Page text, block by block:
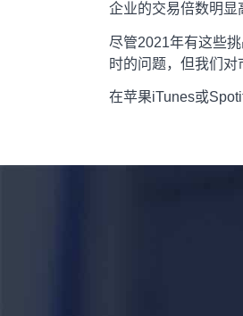
企业的交易倍数明显
尽管2021年有这些
时的问题，但我们对
在苹果iTunes或